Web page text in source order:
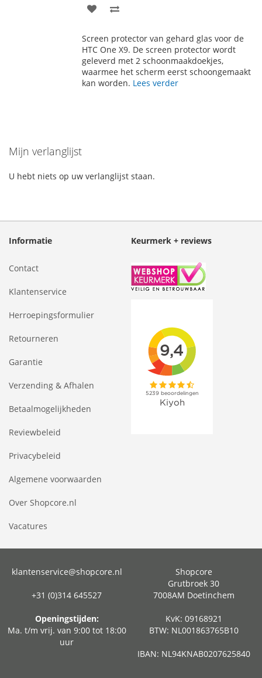
VOEG
AAN
VERLANGLIJST
TE
VERGELIJKEN
Screen protector van gehard glas voor de
HTC One X9. De screen protector wordt
geleverd met 2 schoonmaakdoekjes,
waarmee het scherm eerst schoongemaakt
kan worden. Lees verder
Mijn verlanglijst
U hebt niets op uw verlanglijst staan.
Informatie
Contact
Klantenservice
Herroepingsformulier
Retourneren
Garantie
Verzending & Afhalen
Betaalmogelijkheden
Reviewbeleid
Privacybeleid
Algemene voorwaarden
Over Shopcore.nl
Vacatures
Keurmerk + reviews
klantenservice@shopcore.nl
+31 (0)314 645527
Openingstijden:
Ma. t/m vrij. van 9:00 tot 18:00
uur
Shopcore
Grutbroek 30
7008AM Doetinchem
KvK: 09168921
BTW: NL001863765B10
IBAN: NL94KNAB0207625840